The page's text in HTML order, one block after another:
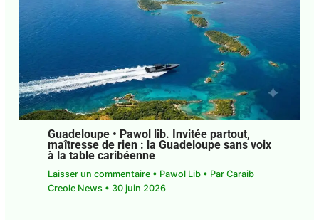
Guadeloupe • Pawol lib. Invitée partout,
maîtresse de rien : la Guadeloupe sans
voix à la table caribéenne
Laisser un commentaire • Pawol Lib• ParCaraib
Creole News•30 juin 2026